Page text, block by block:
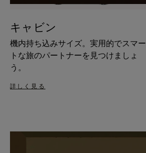
キャビン
機内持ち込みサイズ。実用的でスマー
トな旅のパートナーを見つけましょ
う。
詳しく見る